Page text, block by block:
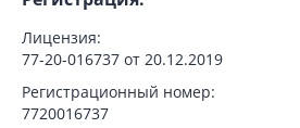
Лицензия:
77-20-016737 от 20.12.2019
Регистрационный номер:
7720016737